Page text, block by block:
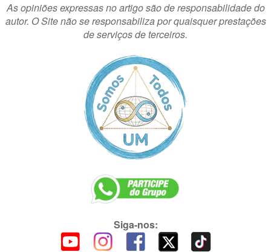
As opiniões expressas no artigo são de responsabilidade do
autor. O Site não se responsabiliza por quaisquer prestações
de serviços de terceiros.
Siga-nos: